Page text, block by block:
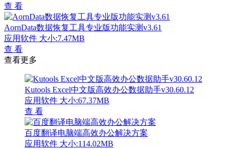
查 看
AornData数据恢复工具专业版功能实测v3.61
应用软件 大小:7.47MB
查 看
查看更多
Kutools Excel中文版高效办公数据助手v30.60.12
应用软件 大小:67.37MB
查 看
百度翻译电脑端高效办公解决方案
应用软件 大小:114.02MB